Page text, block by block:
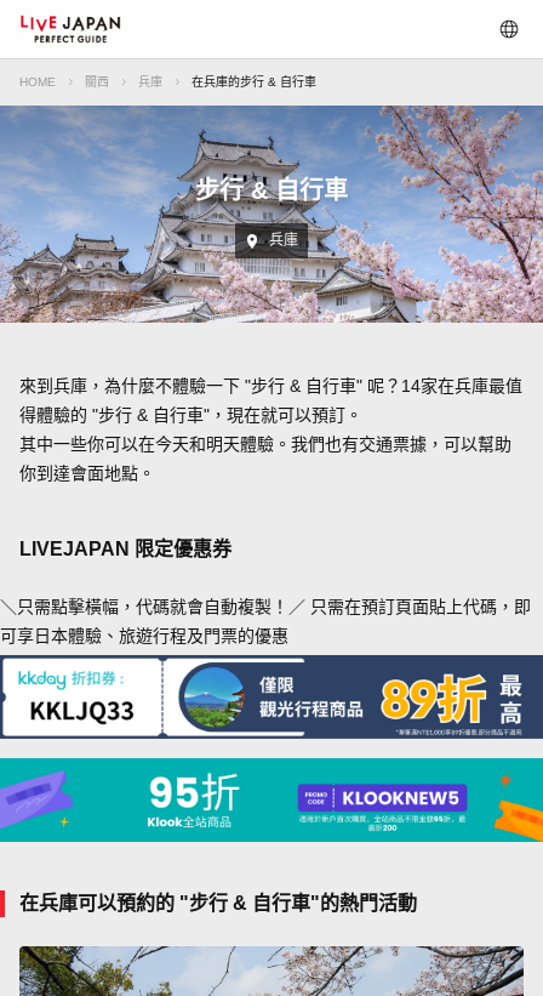
HOME 關西 兵庫 在兵庫的步行 & 自行車
步行 & 自行車
兵庫
來到兵庫，為什麼不體驗一下 "步行 & 自行車" 呢？14家在兵庫最值
得體驗的 "步行 & 自行車"，現在就可以預訂。
其中一些你可以在今天和明天體驗。我們也有交通票據，可以幫助
你到達會面地點。
LIVEJAPAN 限定優惠券
＼只需點擊橫幅，代碼就會自動複製！／ 只需在預訂頁面貼上代碼，即
可享日本體驗、旅遊行程及門票的優惠
在兵庫可以預約的 "步行 & 自行車"的熱門活動